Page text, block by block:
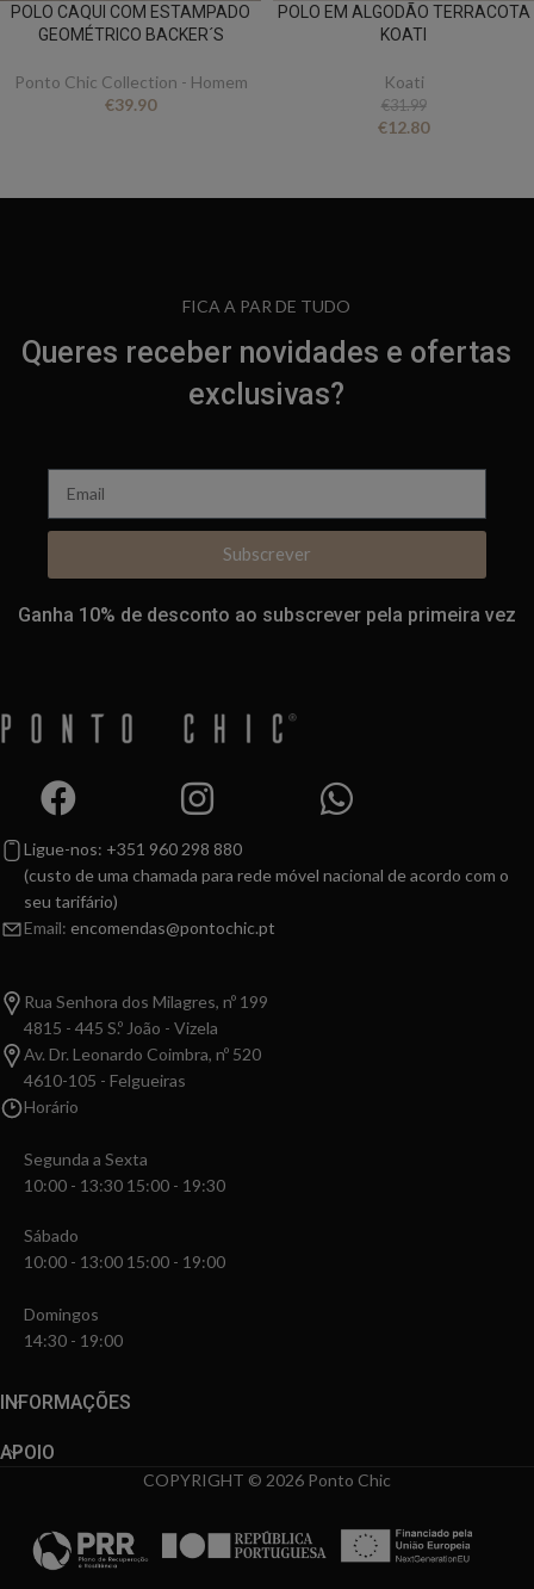
POLO CAQUI COM ESTAMPADO
GEOMÉTRICO BACKER´S
Ponto Chic Collection - Homem
€39.90
POLO EM ALGODÃO TERRACOTA
KOATI
Koati
€31.99
€12.80
FICA A PAR DE TUDO
Queres receber novidades e ofertas
exclusivas?
Subscrever
Ganha 10% de desconto ao subscrever pela primeira vez
Ligue-nos: +351 960 298 880
(custo de uma chamada para rede móvel nacional de acordo com o
seu tarifário)
Email: encomendas@pontochic.pt
Rua Senhora dos Milagres, nº 199
4815 - 445 S.º João - Vizela
Av. Dr. Leonardo Coimbra, nº 520
4610-105 - Felgueiras
Horário
Segunda a Sexta
10:00 - 13:30 15:00 - 19:30
Sábado
10:00 - 13:00 15:00 - 19:00
Domingos
14:30 - 19:00
INFORMAÇÕES
APOIO
COPYRIGHT © 2026 Ponto Chic